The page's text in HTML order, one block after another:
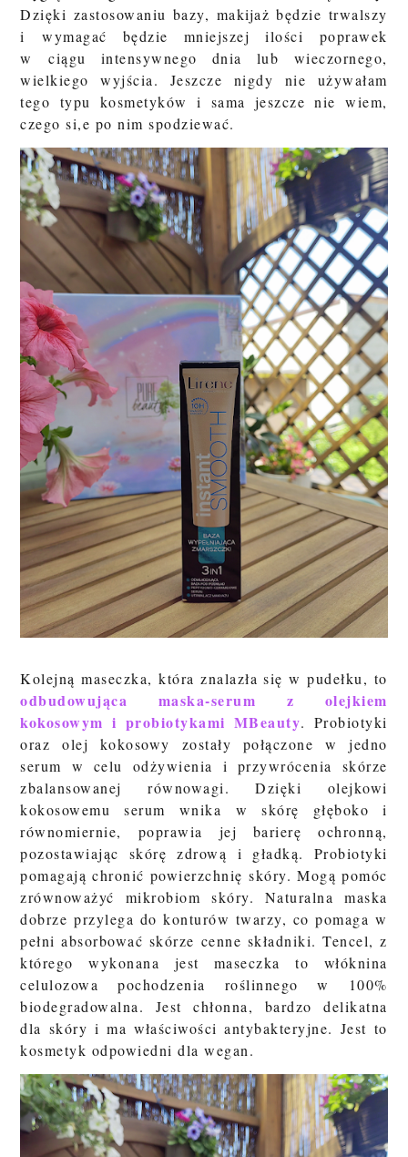
Dzięki zastosowaniu bazy, makijaż będzie trwalszy
i wymagać będzie mniejszej ilości poprawek
w ciągu intensywnego dnia lub wieczornego,
wielkiego wyjścia. Jeszcze nigdy nie używałam
tego typu kosmetyków i sama jeszcze nie wiem,
czego si,e po nim spodziewać.
Kolejną maseczka, która znalazła się w pudełku, to
odbudowująca maska-serum z olejkiem
kokosowym i probiotykami MBeauty. Probiotyki
oraz olej kokosowy zostały połączone w jedno
serum w celu odżywienia i przywrócenia skórze
zbalansowanej równowagi. Dzięki olejkowi
kokosowemu serum wnika w skórę głęboko i
równomiernie, poprawia jej barierę ochronną,
pozostawiając skórę zdrową i gładką. Probiotyki
pomagają chronić powierzchnię skóry. Mogą pomóc
zrównoważyć mikrobiom skóry. Naturalna maska
dobrze przylega do konturów twarzy, co pomaga w
pełni absorbować skórze cenne składniki. Tencel, z
którego wykonana jest maseczka to włóknina
celulozowa pochodzenia roślinnego w 100%
biodegradowalna. Jest chłonna, bardzo delikatna
dla skóry i ma właściwości antybakteryjne. Jest to
kosmetyk odpowiedni dla wegan.